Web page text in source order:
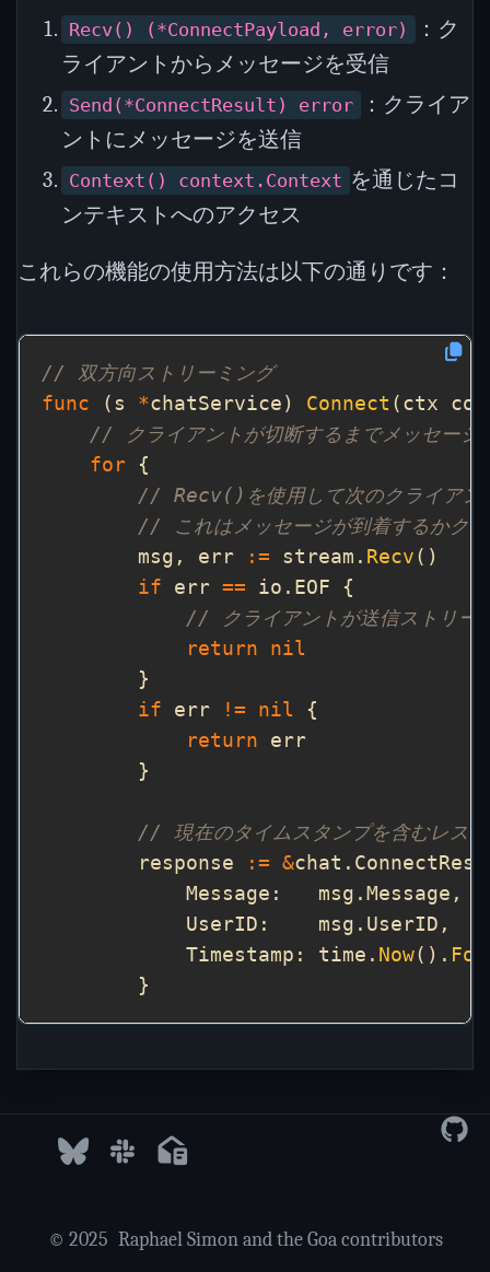
Recv() (*ConnectPayload, error)
：ク
ライアントからメッセージを受信
Send(*ConnectResult) error
：クライア
ントにメッセージを送信
Context() context.Context を通じたコ
ンテキストへのアクセス
これらの機能の使用方法は以下の通りです：
// 双方向ストリーミング
func (s *chatService) Connect (ctx
// クライアントが切断するまでメッセージ
for
// Recv()を使用して次のクライアン
// これはメッセージが到着するかク
        msg, err
:= stream. Recv
if err ==
// クライアントが送信ストリー
return
nil
if err != nil
return
// 現在のタイムスタンプを含むレス
        response
:= &
            Timestamp: time.
Now().
© 2025 Raphael Simon and the Goa contributors